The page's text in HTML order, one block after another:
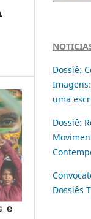
Dossiê:
uma
Dossiê:
Dossiês